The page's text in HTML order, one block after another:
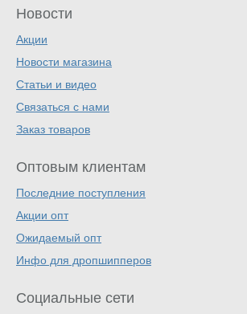
Новости
Акции
Новости магазина
Статьи и видео
Связаться с нами
Заказ товаров
Оптовым клиентам
Последние поступления
Акции опт
Ожидаемый опт
Инфо для дропшипперов
Социальные сети